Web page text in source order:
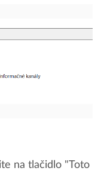
na tlačidlo "Toto